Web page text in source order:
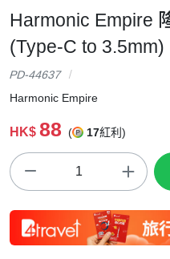
Harmonic Empire
(Type-C to 3.5mm)
PD-44637
Harmonic Empire
HK$ 88 ( 17紅利)